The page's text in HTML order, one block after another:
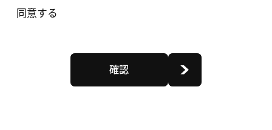
同意する
確認